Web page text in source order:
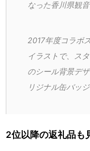
なった香川県観
2017年度コラボ
イラストで、ス
のシール背景デ
リジナル缶バッ
2位以降の返礼品も